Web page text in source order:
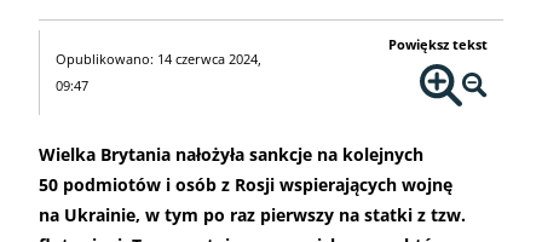
Opublikowano: 14 czerwca 2024,
09:47
Powiększ tekst
Wielka Brytania nałożyła sankcje na kolejnych
50 podmiotów i osób z Rosji wspierających wojnę
na Ukrainie, w tym po raz pierwszy na statki z tzw.